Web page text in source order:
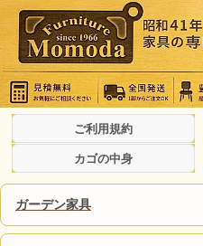
ご利用規約
カゴの中身
ガーデン家具